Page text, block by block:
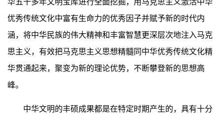
华五千多年文明宝库进行全面挖掘，用马克思主义激活中华
优秀传统文化中富有生命力的优秀因子并赋予新的时代内
涵，将中华民族的伟大精神和丰富智慧更深层次地注入马克
思主义，有效把马克思主义思想精髓同中华优秀传统文化精
华贯通起来，聚变为新的理论优势，不断攀登新的思想高
峰。
中华文明的丰硕成果都是在特定时期产生的，具有十分